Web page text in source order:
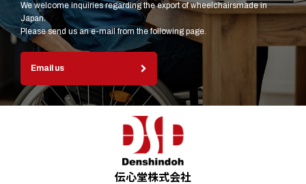
We welcome inquiries regarding the export of wheelchairsmade in
Japan.
Please send us an e-mail from the following page.
Email us
伝心堂株式会社